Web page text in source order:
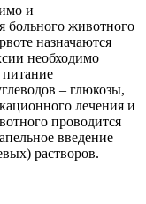
и
больного животного
назначаются
необходимо
питание
– глюкозы,
лечения и
проводится
введение
растворов.